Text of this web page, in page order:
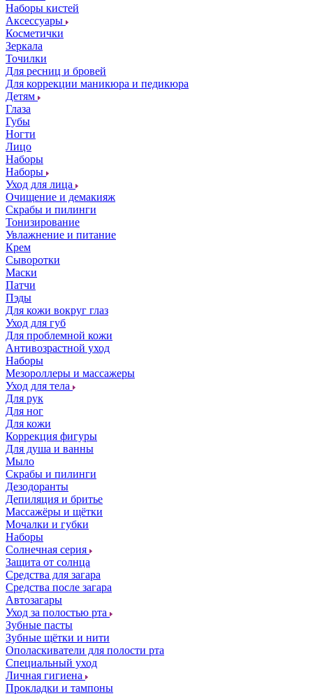
Наборы кистей
Аксессуары
Косметички
Зеркала
Точилки
Для ресниц и бровей
Для коррекции маникюра и педикюра
Детям
Глаза
Губы
Ногти
Лицо
Наборы
Наборы
Уход для лица
Очищение и демакияж
Скрабы и пилинги
Тонизирование
Увлажнение и питание
Крем
Сыворотки
Маски
Патчи
Пэды
Для кожи вокруг глаз
Уход для губ
Для проблемной кожи
Антивозрастной уход
Наборы
Мезороллеры и массажеры
Уход для тела
Для рук
Для ног
Для кожи
Коррекция фигуры
Для душа и ванны
Мыло
Скрабы и пилинги
Дезодоранты
Депиляция и бритье
Массажёры и щётки
Мочалки и губки
Наборы
Солнечная серия
Защита от солнца
Средства для загара
Средства после загара
Автозагары
Уход за полостью рта
Зубные пасты
Зубные щётки и нити
Ополаскиватели для полости рта
Специальный уход
Личная гигиена
Прокладки и тампоны